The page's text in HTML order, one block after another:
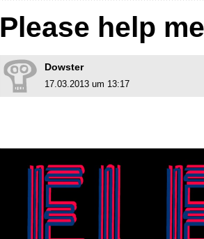
Please help
Dowster
17.03.2013 um 13:17